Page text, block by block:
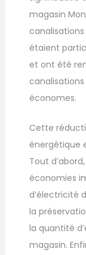
magasin
étaient
et ont été
économes.
Cette
énergétique
Tout
économies
d’électricité
la
la quantité
magasin.